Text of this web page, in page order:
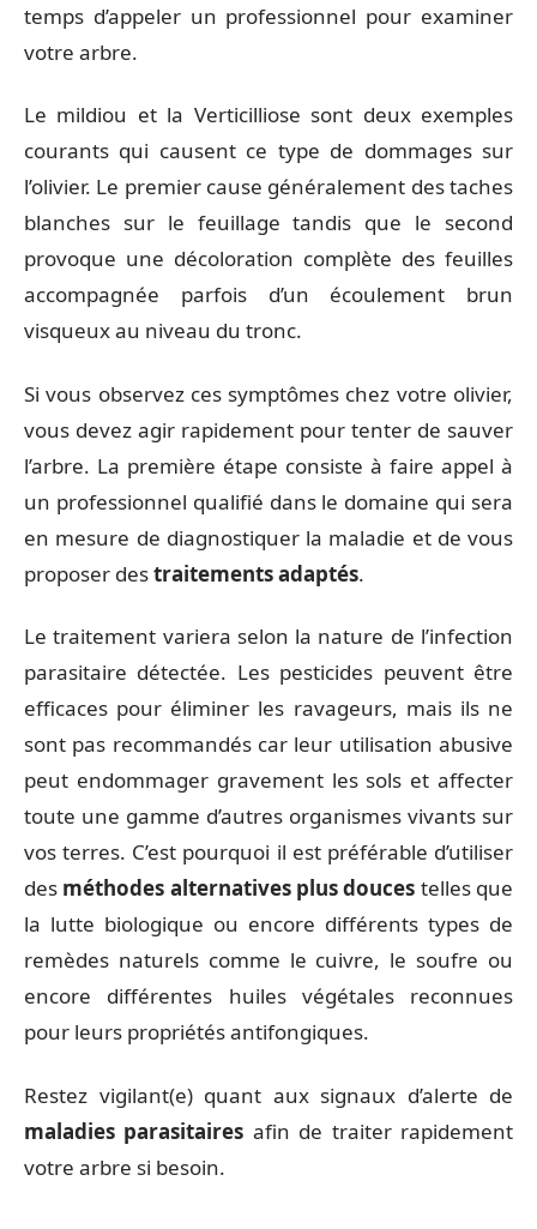
temps d’appeler un professionnel pour examiner
votre arbre.
Le mildiou et la Verticilliose sont deux exemples
courants qui causent ce type de dommages sur
l’olivier. Le premier cause généralement des taches
blanches sur le feuillage tandis que le second
provoque une décoloration complète des feuilles
accompagnée parfois d’un écoulement brun
visqueux au niveau du tronc.
Si vous observez ces symptômes chez votre olivier,
vous devez agir rapidement pour tenter de sauver
l’arbre. La première étape consiste à faire appel à
un professionnel qualifié dans le domaine qui sera
en mesure de diagnostiquer la maladie et de vous
proposer destraitements adaptés.
Le traitement variera selon la nature de l’infection
parasitaire détectée. Les pesticides peuvent être
efficaces pour éliminer les ravageurs, mais ils ne
sont pas recommandés car leur utilisation abusive
peut endommager gravement les sols et affecter
toute une gamme d’autres organismes vivants sur
vos terres. C’est pourquoi il est préférable d’utiliser
des méthodes alternatives plus douces telles que
la lutte biologique ou encore différents types de
remèdes naturels comme le cuivre, le soufre ou
encore différentes huiles végétales reconnues
pour leurs propriétés antifongiques.
Restez vigilant(e) quant aux signaux d’alerte de
maladies parasitaires afin de traiter rapidement
votre arbre si besoin.